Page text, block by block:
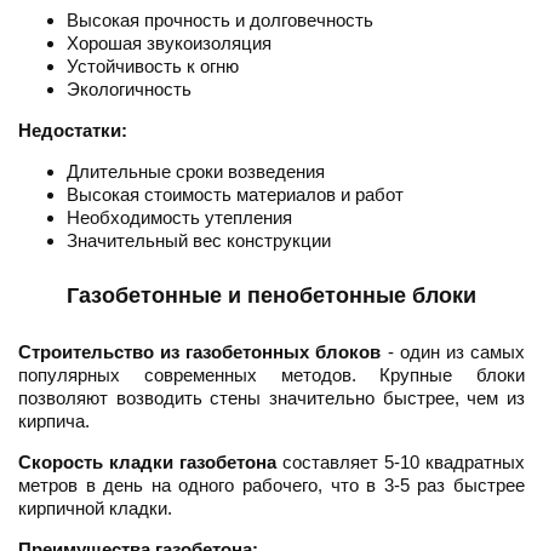
Высокая прочность и долговечность
Хорошая звукоизоляция
Устойчивость к огню
Экологичность
Недостатки:
Длительные сроки возведения
Высокая стоимость материалов и работ
Необходимость утепления
Значительный вес конструкции
Газобетонные и пенобетонные блоки
Строительство из газобетонных блоков - один из самых
популярных современных методов. Крупные блоки
позволяют возводить стены значительно быстрее, чем из
кирпича.
Скорость кладки газобетонасоставляет 5-10 квадратных
метров в день на одного рабочего, что в 3-5 раз быстрее
кирпичной кладки.